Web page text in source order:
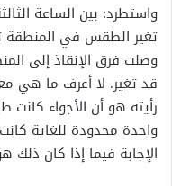
واستطرد: بين الساعة
تغير الطقس في المنطقة
وصلت فرق الإنقاذ إلى
قد تغير. لا أعرف ما هي
رأيته هو أن الأجواء كانت
واحدة محدودة للغاية
الإجابة فيما إذا كان